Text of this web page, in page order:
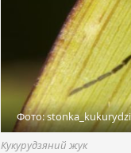
Фото:
Кукурудзяний жук